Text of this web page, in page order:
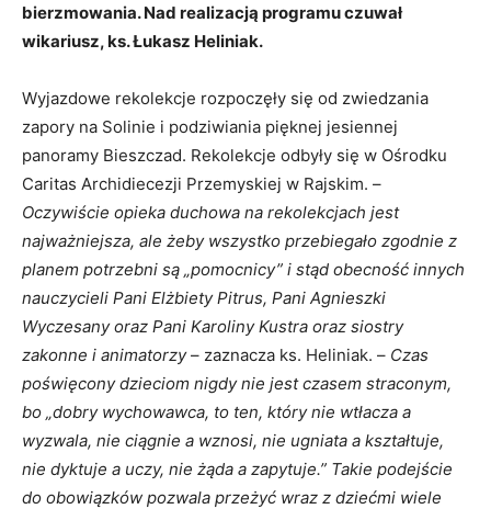
bierzmowania. Nad realizacją programu czuwał
wikariusz, ks. Łukasz Heliniak.
Wyjazdowe rekolekcje rozpoczęły się od zwiedzania
zapory na Solinie i podziwiania pięknej jesiennej
panoramy Bieszczad. Rekolekcje odbyły się w Ośrodku
Caritas Archidiecezji Przemyskiej w Rajskim. –
Oczywiście opieka duchowa na rekolekcjach jest
najważniejsza, ale żeby wszystko przebiegało zgodnie z
planem potrzebni są „pomocnicy” i stąd obecność innych
nauczycieli Pani Elżbiety Pitrus, Pani Agnieszki
Wyczesany oraz Pani Karoliny Kustra oraz siostry
zakonne i animatorzy– zaznacza ks. Heliniak. – Czas
poświęcony dzieciom nigdy nie jest czasem straconym,
bo „dobry wychowawca, to ten, który nie wtłacza a
wyzwala, nie ciągnie a wznosi, nie ugniata a kształtuje,
nie dyktuje a uczy, nie żąda a zapytuje.” Takie podejście
do obowiązków pozwala przeżyć wraz z dziećmi wiele